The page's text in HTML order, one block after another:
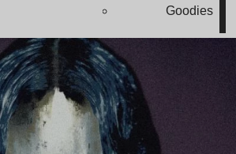
Goodies